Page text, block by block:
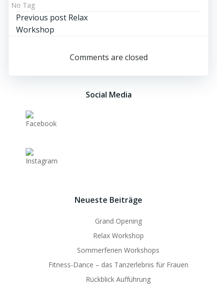
No Tag
Post
Previous post Relax
Workshop
Comments are closed
Social Media
Neueste Beiträge
Grand Opening
Relax Workshop
Sommerferien Workshops
Fitness-Dance – das Tanzerlebnis für Frauen
Rückblick Aufführung